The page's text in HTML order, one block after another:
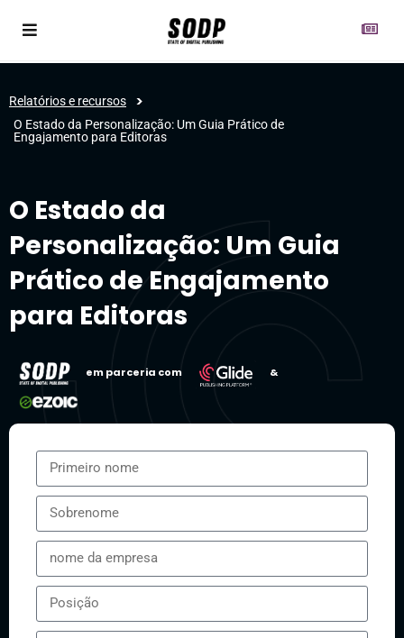
Relatórios e recursos >
O Estado da Personalização: Um Guia Prático de
Engajamento para Editoras
O Estado da
Personalização: Um Guia
Prático de Engajamento
para Editoras
em parceria com &